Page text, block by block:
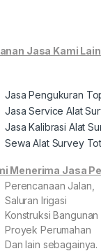
Jasa Kami
Jasa Pengukuran
Jasa Service Alat
Jasa Kalibrasi Alat
Sewa Alat Survey
Menerima Jasa
Perencanaan Jalan,
Saluran Irigasi
Konstruksi Bangunan
Proyek Perumahan
Dan lain sebagainya.